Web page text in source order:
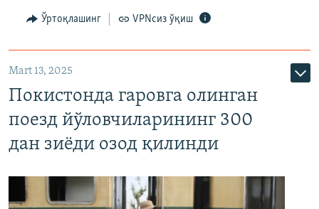
Ўртоқлашинг VPNсиз ўқиш
Mart 13, 2025
Покистонда гаровга олинган
поезд йўловчиларининг 300
дан зиёди озод қилинди